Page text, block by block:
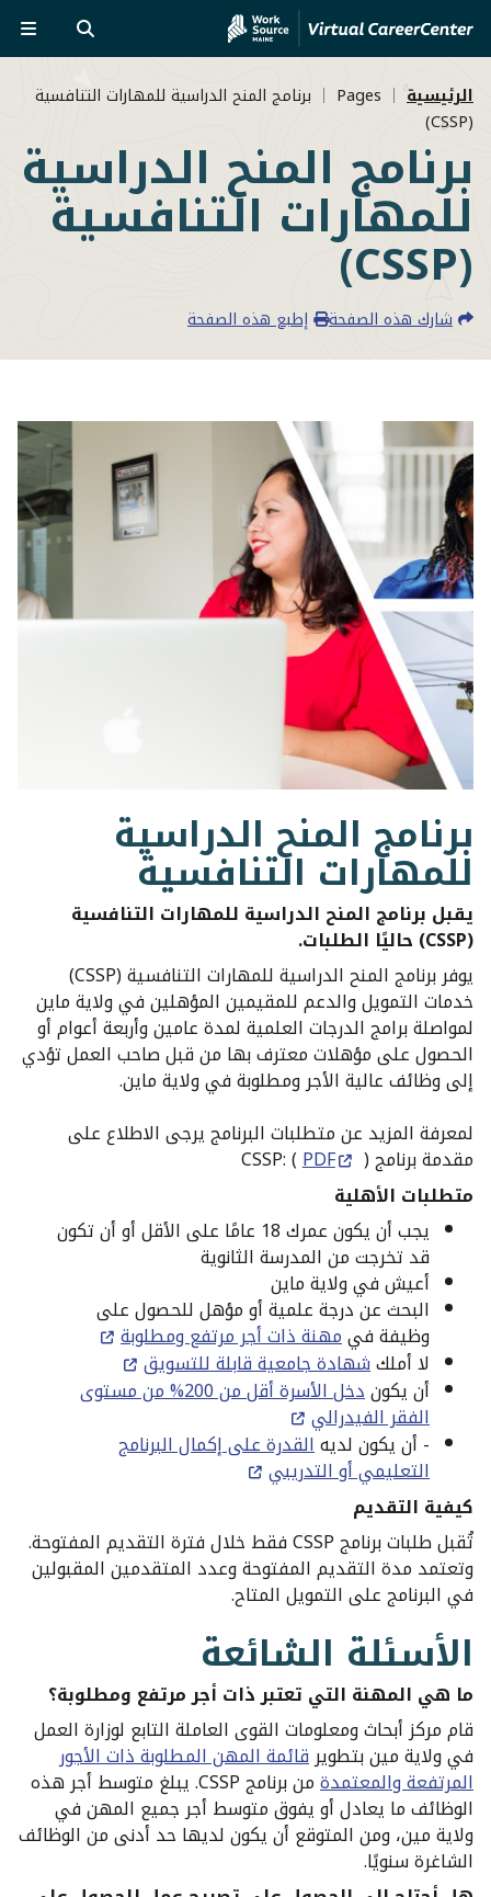
إلى
المحتوى
الرئيسي
MVAJC
Assistant
مسار
التنقل
الرئيسية
برنامج المنح الدراسية للمهارات التنافسية
(CSSP)
برنامج المنح الدراسية
للمهارات التنافسية
(CSSP)
شارك هذه الصفحة إطبع هذه الصفحة
برنامج المنح الدراسية
للمهارات التنافسية
يقبل برنامج المنح الدراسية للمهارات التنافسية
(CSSP) حاليًا الطلبات.
يوفر برنامج المنح الدراسية للمهارات التنافسية (CSSP)
خدمات التمويل والدعم للمقيمين المؤهلين في ولاية ماين
لمواصلة برامج الدرجات العلمية لمدة عامين وأربعة أعوام أو
الحصول على مؤهلات معترف بها من قبل صاحب العمل تؤدي
إلى وظائف عالية الأجر ومطلوبة في ولاية ماين.
لمعرفة المزيد عن متطلبات البرنامج يرجى الاطلاع على
مقدمة برنامج CSSP: ( PDF
)
متطلبات الأهلية
يجب أن يكون عمرك 18 عامًا على الأقل أو أن تكون
قد تخرجت من المدرسة الثانوية
أعيش في ولاية ماين
البحث عن درجة علمية أو مؤهل للحصول على
وظيفة فيمهنة ذات أجر مرتفع ومطلوبة
لا أملكشهادة جامعية قابلة للتسويق
أن يكون
دخل الأسرة أقل من 200% من مستوى
الفقر الفيدرالي
- أن يكون لديهالقدرة على إكمال البرنامج
التعليمي أو التدريبي
كيفية التقديم
تُقبل طلبات برنامج CSSP فقط خلال فترة التقديم المفتوحة.
وتعتمد مدة التقديم المفتوحة وعدد المتقدمين المقبولين
في البرنامج على التمويل المتاح.
الأسئلة الشائعة
ما هي المهنة التي تعتبر ذات أجر مرتفع ومطلوبة؟
قام مركز أبحاث ومعلومات القوى العاملة التابع لوزارة العمل
في ولاية مين بتطويرقائمة المهن المطلوبة ذات الأجور
المرتفعة والمعتمدة من برنامج CSSP. يبلغ متوسط أجر هذه
الوظائف ما يعادل أو يفوق متوسط أجر جميع المهن في
ولاية مين، ومن المتوقع أن يكون لديها حد أدنى من الوظائف
الشاغرة سنويًا.